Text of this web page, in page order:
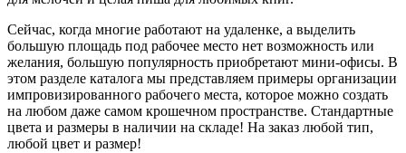
Сейчас, когда многие работают на удаленке, а выделить
большую площадь под рабочее место нет возможность или
желания, большую популярность приобретают мини-офисы. В
этом разделе каталога мы представляем примеры организации
импровизированного рабочего места, которое можно создать
на любом даже самом крошечном пространстве. Стандартные
цвета и размеры в наличии на складе! На заказ любой тип,
любой цвет и размер!